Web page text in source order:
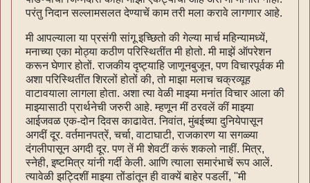
परंतु निदान सल्लामसलत देण्याचें काम तरी मला करावे लागणार आहे.
मी आपल्याला या प्रसंगी सांगू इच्छितो की गेल्या मार्च महिन्यामध्यें,
मनाच्या एका मोठ्या कठीण परिस्थितींत मी होतो. मी माझें ऑपरेशन
करून घेणार होतों. राजकीय दृष्ट्याहि जाणूनबुजून, पण विचारपूर्वक मी
अशा परिस्थितींत शिरलों होतों की, तो माझा मलाच चक्रव्यूह
वाटावयाला लागला होता. अशा त्या वेळी माझ्या मनांत विचार आला की
माझ्यासाठी प्रार्थनेची जरुरी आहे. म्हणून मीं ठरवलें कीं माझ्या
आईजवळ एक-दोन दिवस काढावेत. निवांत, मुंबईच्या दुनियेपासून
अगदीं दूर. वर्तमानपत्रें, चर्चा, वाटाघाटी, राजकारण या सगळ्या
दंगलीपासून अगदी दूर. पण तें मी शेवटीं करूं शकलो नाहीं. मित्र,
स्नेही, इष्टमित्र यांनी गर्दी केली. आणि त्याला समारंभाचें रूप आलें.
त्यावेळी झट्दिशीं माझ्या तोंडांतून ही वाक्यें बाहेर पडलीं, ''मी